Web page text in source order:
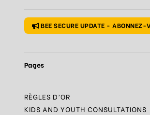
BEE SECURE UPDATE - ABONNEZ-
Pages
RÈGLES D’OR
KIDS AND YOUTH CONSULTATIONS